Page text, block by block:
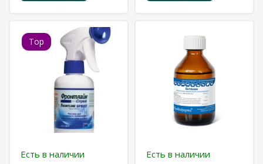
Top
Есть в наличии Есть в наличии